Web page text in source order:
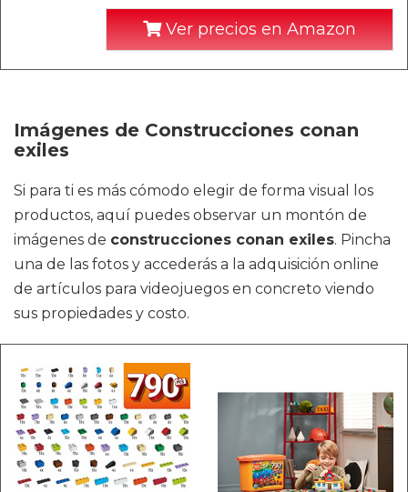
Ver precios en Amazon
Imágenes de Construcciones conan
exiles
Si para ti es más cómodo elegir de forma visual los
productos, aquí puedes observar un montón de
imágenes de construcciones conan exiles. Pincha
una de las fotos y accederás a la adquisición online
de artículos para videojuegos en concreto viendo
sus propiedades y costo.